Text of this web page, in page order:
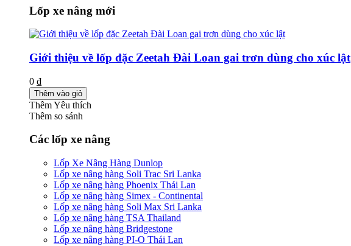
Lốp xe nâng mới
Giới thiệu về lốp đặc Zeetah Đài Loan gai trơn dùng cho xúc lật
0 ₫
Thêm vào giỏ
Thêm Yêu thích
Thêm so sánh
Các lốp xe nâng
Lốp Xe Nâng Hàng Dunlop
Lốp xe nâng hàng Soli Trac Sri Lanka
Lốp xe nâng hàng Phoenix Thái Lan
Lốp xe nâng hàng Simex - Continental
Lốp xe nâng hàng Soli Max Sri Lanka
Lốp xe nâng hàng TSA Thailand
Lốp xe nâng hàng Bridgestone
Lốp xe nâng hàng PI-O Thái Lan